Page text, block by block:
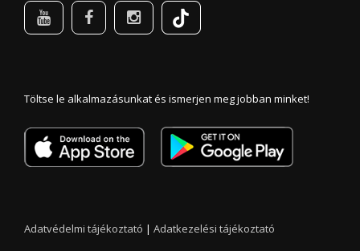
Töltse le alkalmazásunkat és ismerjen meg jobban minket!
Adatvédelmi tájékoztató | Adatkezelési tájékoztató